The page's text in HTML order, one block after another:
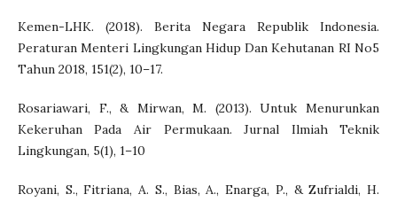
Kemen-LHK. (2018). Berita Negara Republik Indonesia.
Peraturan Menteri Lingkungan Hidup Dan Kehutanan RI No5
Tahun 2018, 151(2), 10–17.
Rosariawari, F., & Mirwan, M. (2013). Untuk Menurunkan
Kekeruhan Pada Air Permukaan. Jurnal Ilmiah Teknik
Lingkungan, 5(1), 1–10
Royani, S., Fitriana, A. S., Bias, A., Enarga, P., & Zufrialdi, H.